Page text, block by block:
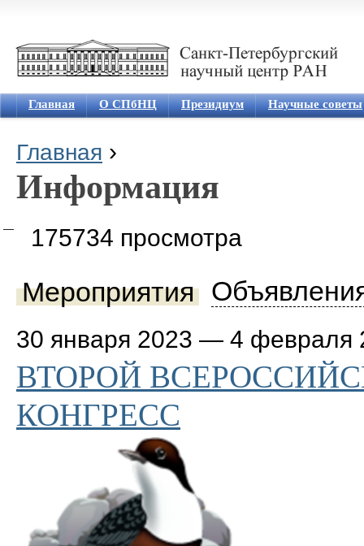
Главная О СПбНЦ Президиум Научные советы
Вы здесь
Главная ›
Информация
175734 просмотра
Мероприятия (активная вкладка)
30 января 2023 — 4 февраля
ВТОРОЙ
КОНГРЕСС